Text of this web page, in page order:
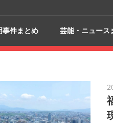
事件まとめ 芸能・ニュース